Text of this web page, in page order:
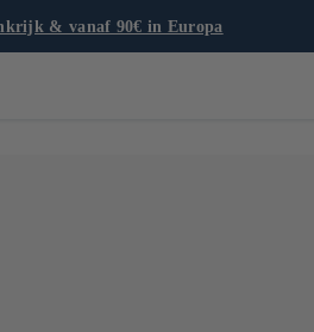
& vanaf 90€ in Europa
au Japon. C'est un produit